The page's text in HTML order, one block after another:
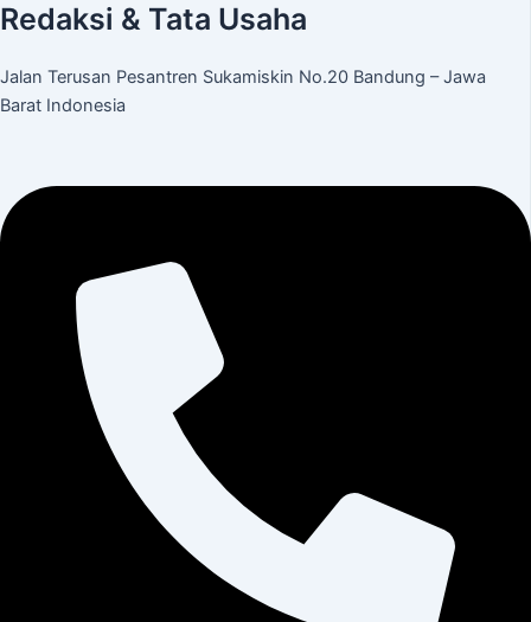
Redaksi & Tata Usaha
Jalan Terusan Pesantren Sukamiskin No.20 Bandung – Jawa
Barat Indonesia